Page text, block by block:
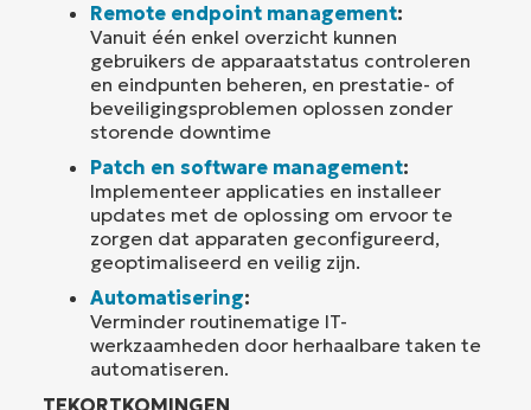
Remote endpoint management:
Vanuit één enkel overzicht kunnen
gebruikers de apparaatstatus controleren
en eindpunten beheren, en prestatie- of
beveiligingsproblemen oplossen zonder
storende downtime
Patch en software management:
Implementeer applicaties en installeer
updates met de oplossing om ervoor te
zorgen dat apparaten geconfigureerd,
geoptimaliseerd en veilig zijn.
Automatisering:
Verminder routinematige IT-
werkzaamheden door herhaalbare taken te
automatiseren.